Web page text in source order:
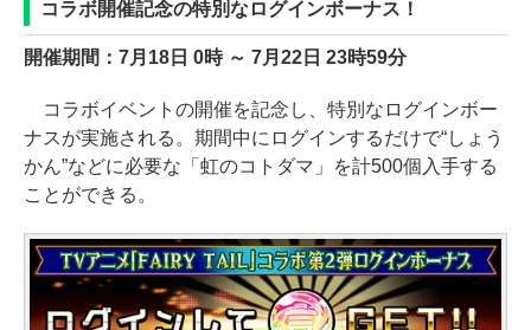
コラボ開催記念の特別なログインボーナス！
開催期間：7月18日 0時 ～ 7月22日 23時59分
コラボイベントの開催を記念し、特別なログインボー
ナスが実施される。期間中にログインするだけで“しょう
かん”などに必要な「虹のコトダマ」を計500個入手する
ことができる。